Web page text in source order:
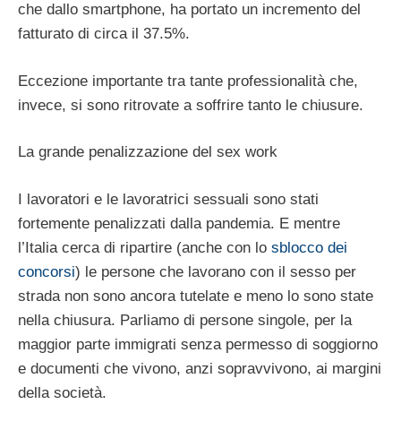
che dallo smartphone, ha portato un incremento del
fatturato di circa il 37.5%.
Eccezione importante tra tante professionalità che,
invece, si sono ritrovate a soffrire tanto le chiusure.
La grande penalizzazione del sex work
I lavoratori e le lavoratrici sessuali sono stati
fortemente penalizzati dalla pandemia. E mentre
l’Italia cerca di ripartire (anche con lo sblocco dei
concorsi) le persone che lavorano con il sesso per
strada non sono ancora tutelate e meno lo sono state
nella chiusura. Parliamo di persone singole, per la
maggior parte immigrati senza permesso di soggiorno
e documenti che vivono, anzi sopravvivono, ai margini
della società.